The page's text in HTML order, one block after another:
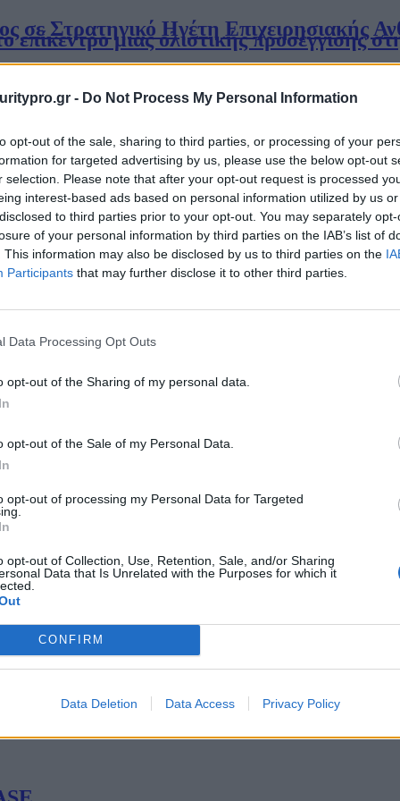
- Do Not Process My Personal Information
opt-out of the sale, sharing to third parties, or processing of your
for targeted advertising by us, please use the below opt-out
selection. Please note that after your opt-out request is processed
interest-based ads based on personal information utilized by us
to third parties prior to your opt-out. You may separately
of your personal information by third parties on the IAB’s list of
This information may also be disclosed by us to third parties on the
Participants that may further disclose it to other third parties.
Data Processing Opt Outs
opt-out of the Sharing of my personal data.
opt-out of the Sale of my Personal Data.
opt-out of processing my Personal Data for Targeted
opt-out of Collection, Use, Retention, Sale, and/or Sharing
Data that Is Unrelated with the Purposes for which it
CONFIRM
Data Deletion Data Access Privacy Policy
σε Στρατηγικό Ηγέτη Επιχειρησιακής
στη Στρατηγική
ανθεκτικότητα
και ο ελέφαντας στο δωμάτιο
και Συμμόρφωση
της Ψηφιακής Εμπιστοσύνης
το ρίσκο, πώς το διαχειρίζεστε
για το κανάλι και τους πελάτες σε
επίκεντρο μιας ολιστικής προσέγγισης
προκλήσεις που το συνοδεύουν, προσπαθούμε να απαντήσουμε
αποκαλύπτει ότι οι μικρομεσαίες
δικτύου και cloud να βρίσκονται στην κορυφή της λίστας. Η
το 2022 και οι προβλέψεις για το 2023
επιφάνεια επίθεσης συνέβαλαν στην εμφάνιση διάφορων
για αποτελεσματική διακυβέρνηση
ή την ευαισθησία τους αποτελεί κρίσιμο κομμάτι της…
με τεχνολογίες κυβερνοασφάλειας
με τις τεχνολογίες κυβερνοασφαλείας τρίτων με το
τις επιθέσεις εκ των έσω ! Η
έσω είναι ένα εσωτερικό πρόσωπο που…